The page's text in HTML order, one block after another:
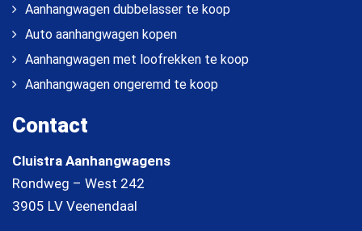
Aanhangwagen dubbelasser te koop
Auto aanhangwagen kopen
Aanhangwagen met loofrekken te koop
Aanhangwagen ongeremd te koop
Contact
Cluistra Aanhangwagens
Rondweg – West 242
3905 LV Veenendaal